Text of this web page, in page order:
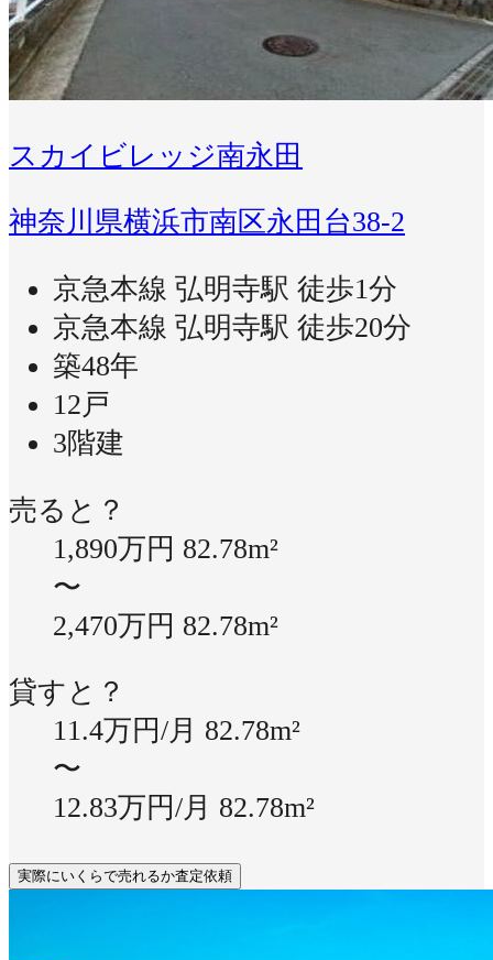
スカイビレッジ南永田
神奈川県横浜市南区永田台38-2
京急本線 弘明寺駅 徒歩1分
京急本線 弘明寺駅 徒歩20分
築48年
12戸
3階建
売ると？
1,890万円 82.78m²
〜
2,470万円 82.78m²
貸すと？
11.4万円/月 82.78m²
〜
12.83万円/月 82.78m²
実際にいくらで売れるか査定依頼